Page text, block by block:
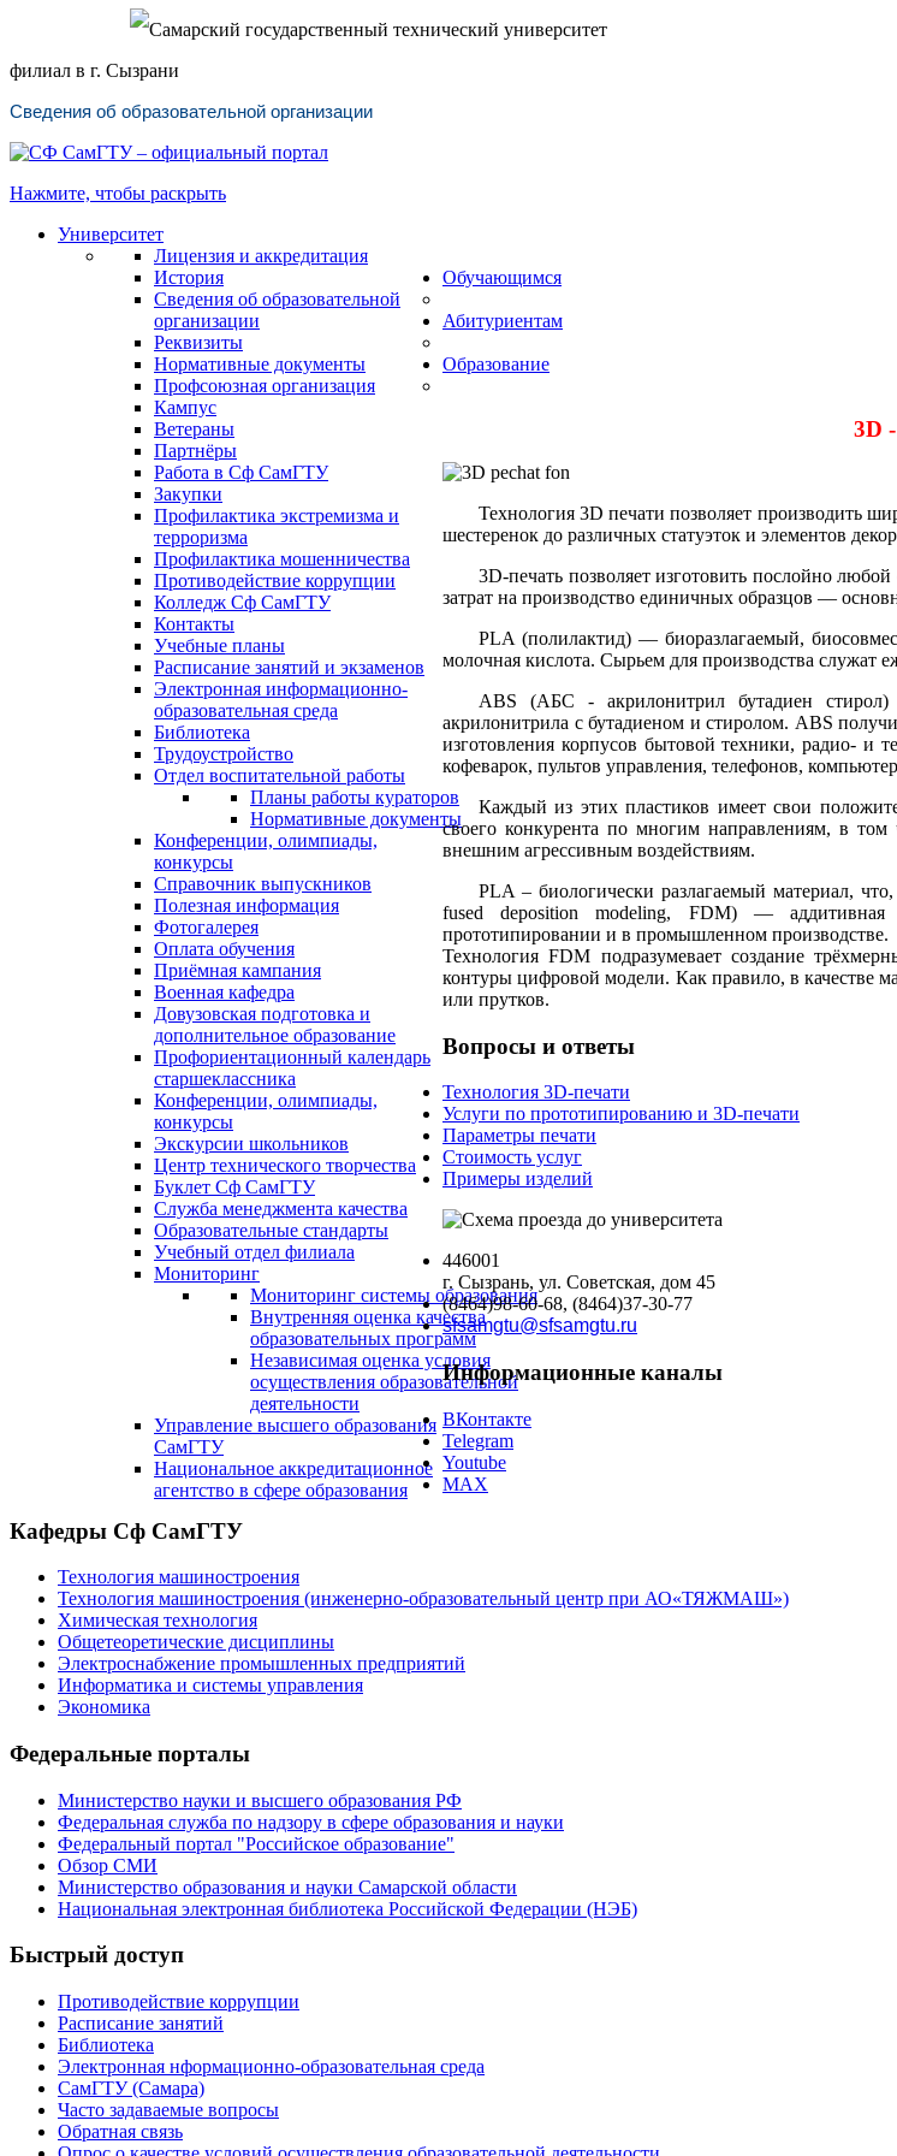
Самарский государственный технический университет
филиал в г. Сызрани
Сведения об образовательной организации
Нажмите, чтобы раскрыть
Университет
Лицензия и аккредитация
История
Сведения об образовательной
организации
Реквизиты
Нормативные документы
Профсоюзная организация
Кампус
Ветераны
Партнёры
Работа в Сф СамГТУ
Закупки
Профилактика экстремизма и
терроризма
Профилактика мошенничества
Противодействие коррупции
Колледж Сф СамГТУ
Контакты
Обучающимся
Учебные планы
Расписание занятий и экзаменов
Электронная информационно-
образовательная среда
Библиотека
Трудоустройство
Отдел воспитательной работы
Планы работы кураторов
Нормативные документы
Конференции, олимпиады,
конкурсы
Справочник выпускников
Полезная информация
Фотогалерея
Оплата обучения
Абитуриентам
Приёмная кампания
Военная кафедра
Довузовская подготовка и
дополнительное образование
Профориентационный календарь
старшеклассника
Конференции, олимпиады,
конкурсы
Экскурсии школьников
Центр технического творчества
Буклет Сф СамГТУ
Образование
Служба менеджмента качества
Образовательные стандарты
Учебный отдел филиала
Мониторинг
Мониторинг системы образования
Внутренняя оценка качества
образовательных программ
Независимая оценка условия
осуществления образовательной
деятельности
Управление высшего образования
СамГТУ
Национальное аккредитационное
агентство в сфере образования
3D
Технология 3D печати позволяет производить
шестеренок до различных статуэток и элементов
3D-печать позволяет изготовить послойно
затрат на производство единичных образцов —
PLA (полилактид) — биоразлагаемый,
молочная кислота. Сырьем для производства служат
ABS (АБС - акрилонитрил бутадиен стирол)
акрилонитрила с бутадиеном и стиролом. ABS
изготовления корпусов бытовой техники, радио- и
кофеварок, пультов управления, телефонов,
Каждый из этих пластиков имеет свои
своего конкурента по многим направлениям, в
внешним агрессивным воздействиям.
PLA – биологически разлагаемый материал,
fused deposition modeling, FDM) — аддитивная
прототипировании и в промышленном производстве.
Технология FDM подразумевает создание
контуры цифровой модели. Как правило, в качестве
или прутков.
Вопросы и ответы
Технология 3D-печати
Услуги по прототипированию и 3D-печати
Параметры печати
Стоимость услуг
Примеры изделий
446001
г. Сызрань, ул. Советская, дом 45
(8464)98-60-68, (8464)37-30-77
sfsamgtu@sfsamgtu.ru
Информационные каналы
ВКонтакте
Telegram
Youtube
MAX
Кафедры Сф СамГТУ
Технология машиностроения
Технология машиностроения (инженерно-образовательный центр при АО«ТЯЖМАШ»)
Химическая технология
Общетеоретические дисциплины
Электроснабжение промышленных предприятий
Информатика и системы управления
Экономика
Федеральные порталы
Министерство науки и высшего образования РФ
Федеральная служба по надзору в сфере образования и науки
Федеральный портал "Российское образование"
Обзор СМИ
Министерство образования и науки Самарской области
Национальная электронная библиотека Российской Федерации (НЭБ)
Быстрый доступ
Противодействие коррупции
Расписание занятий
Библиотека
Электронная нформационно-образовательная среда
СамГТУ (Самара)
Часто задаваемые вопросы
Обратная связь